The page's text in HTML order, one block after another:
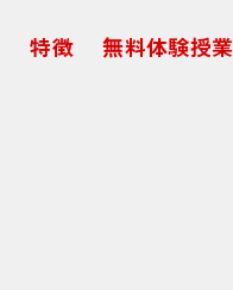
特徴 無料体験授業